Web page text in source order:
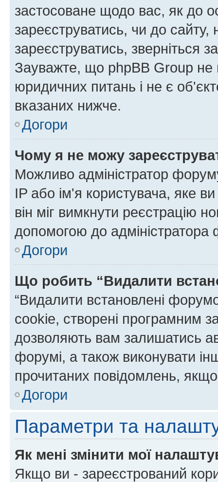
застосоване щодо вас, як до
зареєструватись, чи до
зареєструватись, зверніться
Зауважте, що phpBB Group не
юридичних питань і не є
вказаних нижче.
Догори
Чому я не можу
Можливо адміністратор
IP або ім'я користувача, яке
він міг вимкнути реєстрацію
допомогою до адміністратора
Догори
Що робить “Видалити
“Видалити встановлені
cookie, створені програмним
дозволяють вам залишатись
форумі, а також виконувати
прочитаних повідомлень,
Догори
Параметри та
Як мені змінити мої
Якщо ви - зареєстрований